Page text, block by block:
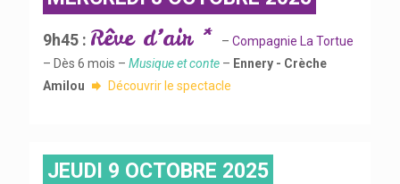
9h45 : Rêve d’air * – Compagnie La Tortue
– Dès 6 mois – Musique et conte – Ennery - Crèche
Amilou
Découvrir le spectacle
JEUDI 9 OCTOBRE 2025